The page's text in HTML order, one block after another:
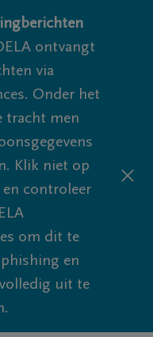
ontvangt
via
Onder het
tracht men
Klik niet op
controleer
om dit te
en
uit te